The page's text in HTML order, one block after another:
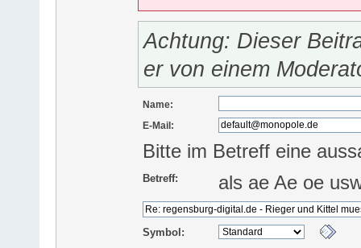
Achtung: Dieser
er von einem
Name:
E-Mail:
Bitte im Betreff eine
als ae Ae oe
Betreff:
Symbol: